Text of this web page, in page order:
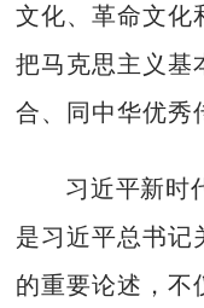
文化、革命文化
把马克思主义基
合、同中华优秀
习近平新时
是习近平总书记
的重要论述，不